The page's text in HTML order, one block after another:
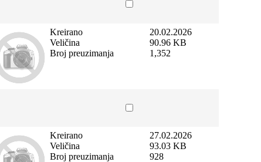
Kreirano
Veličina
Broj preuzimanja
20.02.2026
90.96 KB
1,352
Kreirano
Veličina
Broj preuzimanja
27.02.2026
93.03 KB
928